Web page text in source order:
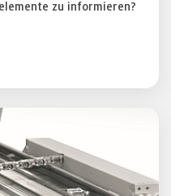
zu informieren?